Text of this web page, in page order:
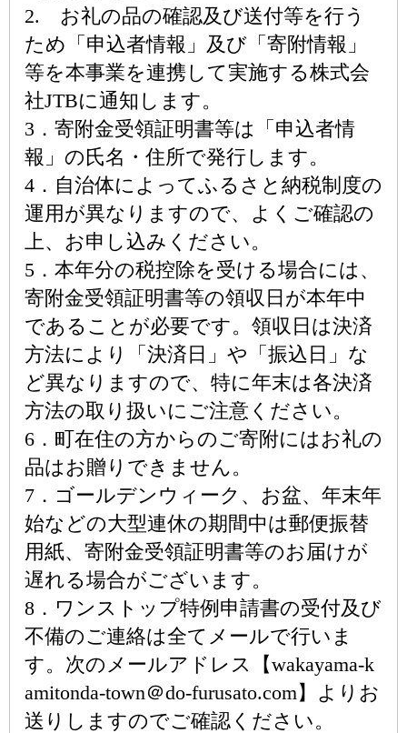
2. お礼の品の確認及び送付等を行う
ため「申込者情報」及び「寄附情報」
等を本事業を連携して実施する株式会
社JTBに通知します。
3．寄附金受領証明書等は「申込者情
報」の氏名・住所で発行します。
4．自治体によってふるさと納税制度の
運用が異なりますので、よくご確認の
上、お申し込みください。
5．本年分の税控除を受ける場合には、
寄附金受領証明書等の領収日が本年中
であることが必要です。領収日は決済
方法により「決済日」や「振込日」な
ど異なりますので、特に年末は各決済
方法の取り扱いにご注意ください。
6．町在住の方からのご寄附にはお礼の
品はお贈りできません。
7．ゴールデンウィーク、お盆、年末年
始などの大型連休の期間中は郵便振替
用紙、寄附金受領証明書等のお届けが
遅れる場合がございます。
8．ワンストップ特例申請書の受付及び
不備のご連絡は全てメールで行いま
す。次のメールアドレス【wakayama-k
amitonda-town＠do-furusato.com】よりお
送りしますのでご確認ください。